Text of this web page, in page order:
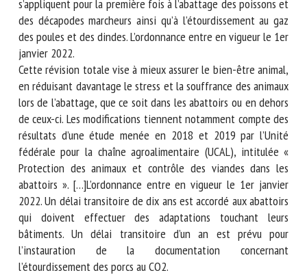
exigences s’appliquent pour la première fois à l’abattage
des poissons et des décapodes marcheurs ainsi qu’à
l’étourdissement au gaz des poules et des dindes.
L’ordonnance entre en vigueur le 1er janvier 2022.
Cette révision totale vise à mieux assurer le bien-être
animal, en réduisant davantage le stress et la souffrance
des animaux lors de l’abattage, que ce soit dans les
abattoirs ou en dehors de ceux-ci. Les modifications
tiennent notamment compte des résultats d’une étude
menée en 2018 et 2019 par l’Unité fédérale pour la chaîne
agroalimentaire (UCAL), intitulée « Protection des animaux
et contrôle des viandes dans les abattoirs ».
[…]L’ordonnance entre en vigueur le 1er janvier 2022. Un
délai transitoire de dix ans est accordé aux abattoirs qui
doivent effectuer des adaptations touchant leurs
bâtiments. Un délai transitoire d’un an est prévu pour
l’instauration de la documentation concernant
En soumettant ce formulaire, j'accepte que les
informations saisies soient utilisées dans le cadre de la
relation avec le CNR BEA. *
Les champs suivis de * sont obligatoires